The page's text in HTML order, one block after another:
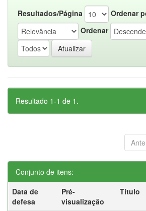
Resultados/Página
Ordenar
Ordenar
Resultado 1-1 de 1.
Conjunto de itens:
Data de
defesa
Pré-
visualização
Título